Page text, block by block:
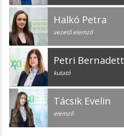
Halkó Petra
vezető elemző
Petri Bernadett
kutató
Tácsik Evelin
elemző